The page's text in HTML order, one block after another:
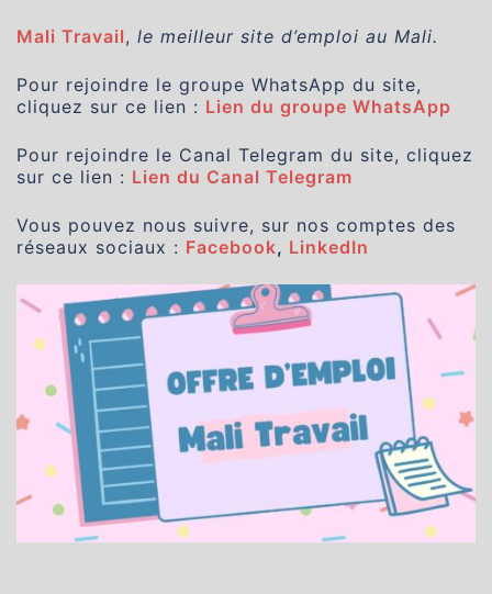
Mali Travail, le meilleur site d’emploi au Mali.
Pour rejoindre le groupe WhatsApp du site,
cliquez sur ce lien : Lien du groupe WhatsApp
Pour rejoindre le Canal Telegram du site, cliquez
sur ce lien : Lien du Canal Telegram
Vous pouvez nous suivre, sur nos comptes des
réseaux sociaux : Facebook, LinkedIn